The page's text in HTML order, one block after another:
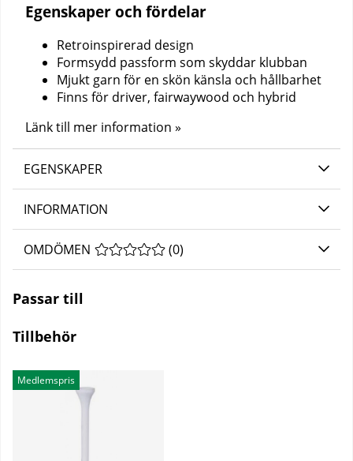
Egenskaper och fördelar
Retroinspirerad design
Formsydd passform som skyddar klubban
Mjukt garn för en skön känsla och hållbarhet
Finns för driver, fairwaywood och hybrid
Länk till mer information »
EGENSKAPER
INFORMATION
OMDÖMEN MEDELBETYG 0 AV 5 ANTAL BETYG 0
(0)
Passar till
Tillbehör
Medlemspris